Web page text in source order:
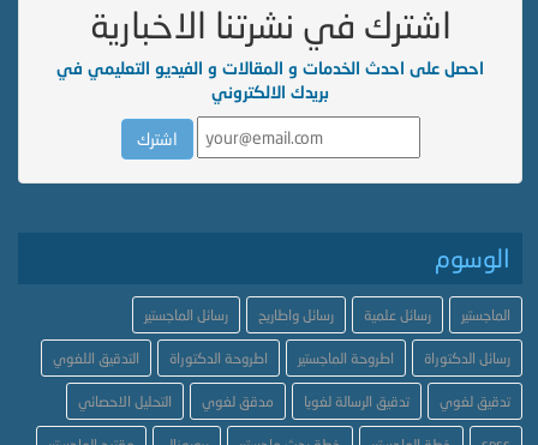
اشترك في نشرتنا الاخبارية
احصل على احدث الخدمات و المقالات و الفيديو التعليمي في
بريدك الالكتروني
الوسوم
الماجستير رسائل علمية رسائل واطاريح رسائل الماجستير
رسائل الدكتوراة اطروحة الماجستير اطروحة الدكتوراة التدقيق اللغوي
تدقيق لغوي تدقيق الرسالة لغويا مدقق لغوي التحليل الاحصائي